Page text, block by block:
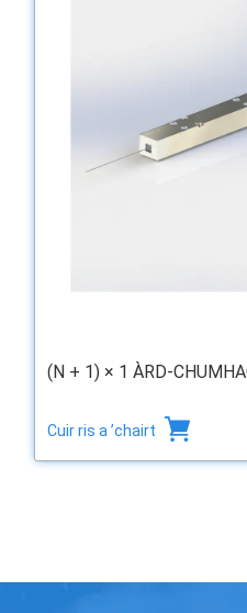
(N + 1) × 1 ÀRD-
Cuir ris a ’chairt